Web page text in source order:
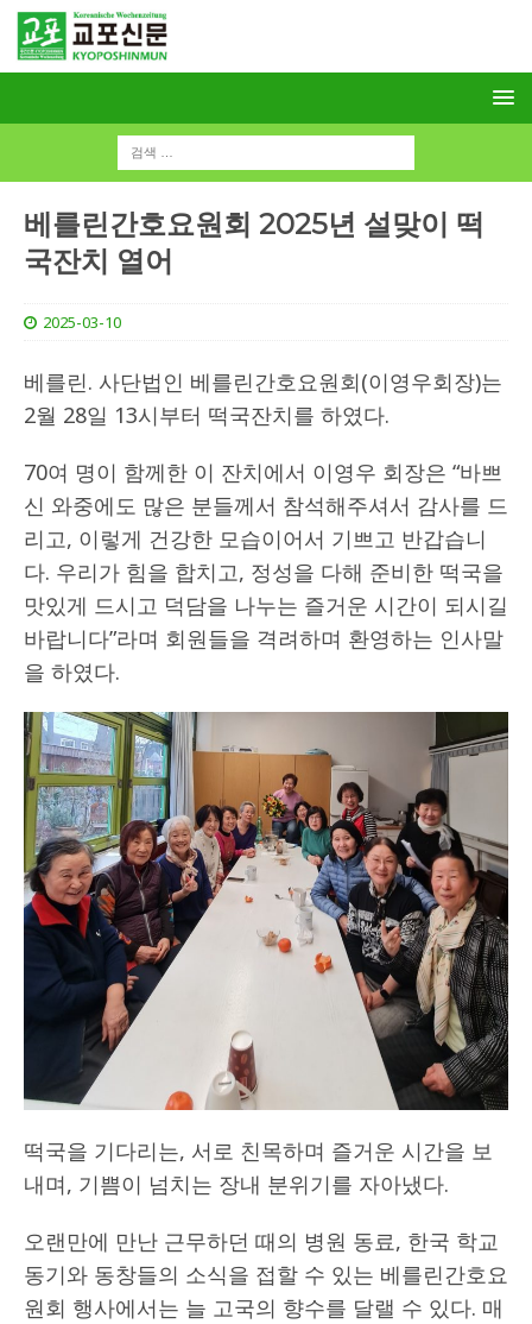
베를린간호요원회 2025년 설맞이 떡
국잔치 열어
2025-03-10
베를린. 사단법인 베를린간호요원회(이영우회장)는
2월 28일 13시부터 떡국잔치를 하였다.
70여 명이 함께한 이 잔치에서 이영우 회장은 “바쁘
신 와중에도 많은 분들께서 참석해주셔서 감사를 드
리고, 이렇게 건강한 모습이어서 기쁘고 반갑습니
다. 우리가 힘을 합치고, 정성을 다해 준비한 떡국을
맛있게 드시고 덕담을 나누는 즐거운 시간이 되시길
바랍니다”라며 회원들을 격려하며 환영하는 인사말
을 하였다.
떡국을 기다리는, 서로 친목하며 즐거운 시간을 보
내며, 기쁨이 넘치는 장내 분위기를 자아냈다.
오랜만에 만난 근무하던 때의 병원 동료, 한국 학교
동기와 동창들의 소식을 접할 수 있는 베를린간호요
원회 행사에서는 늘 고국의 향수를 달랠 수 있다. 매